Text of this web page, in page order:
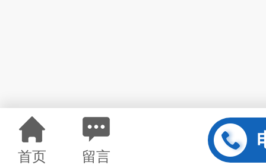
首页 留言